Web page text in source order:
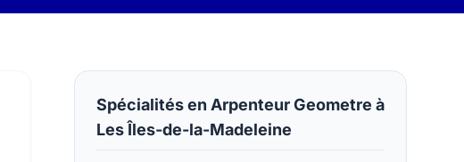
Spécialités en Arpenteur Geometre à
Les Îles-de-la-Madeleine